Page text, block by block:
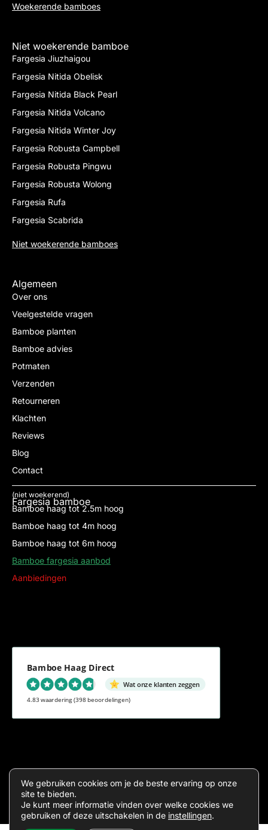
Woekerende bamboes
Niet woekerende bamboe
Fargesia Jiuzhaigou
Fargesia Nitida Obelisk
Fargesia Nitida Black Pearl
Fargesia Nitida Volcano
Fargesia Nitida Winter Joy
Fargesia Robusta Campbell
Fargesia Robusta Pingwu
Fargesia Robusta Wolong
Fargesia Rufa
Fargesia Scabrida
Niet woekerende bamboes
Algemeen
Over ons
Veelgestelde vragen
Bamboe planten
Bamboe advies
Potmaten
Verzenden
Retourneren
Klachten
Reviews
Blog
Contact
Fargesia bamboe
(niet woekerend)
Bamboe haag tot 2.5m hoog
Bamboe haag tot 4m hoog
Bamboe haag tot 6m hoog
Bamboe fargesia aanbod
Aanbiedingen
Bamboe Haag Direct
Wat onze klanten zeggen
4.83 waardering(398 beoordelingen)
Algemene voorwaardenPrivacy
We gebruiken cookies om je de beste ervaring op onze
site te bieden.
Je kunt meer informatie vinden over welke cookies we
gebruiken of deze uitschakelen in de instellingen.